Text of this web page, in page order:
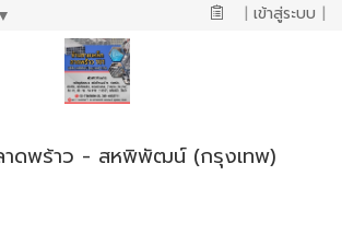
▼ | เข้าสู่ระบบ |
าดพร้าว - สหพิพัฒน์ (กรุงเทพ)